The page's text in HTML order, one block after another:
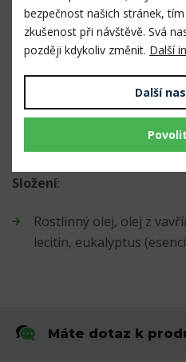
Návod k použití:
Pro vnější použití.
Aplikátorem naneste
vnější okraj nohy.
Složení:
Rostlinný olej, olej z
lecitin, eukalyptus
Máte dotaz k
bezpečnost našich stránek,
zkušenost při návštěvě. Svá
později kdykoliv změnit. Další
Další